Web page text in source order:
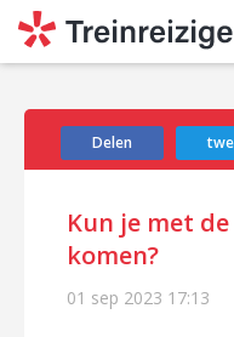
Delen
Kun je met
komen?
01 sep 2023 17:13